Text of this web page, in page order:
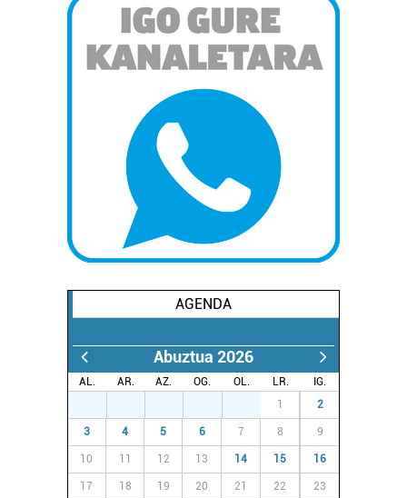
AGENDA
Abuztua 2026
AL. AR. AZ. OG. OL. LR.
IG.
1 2
3 4 5 6 7 8 9
10 11 12 13 14 15 16
17 18 19 20 21 22 23